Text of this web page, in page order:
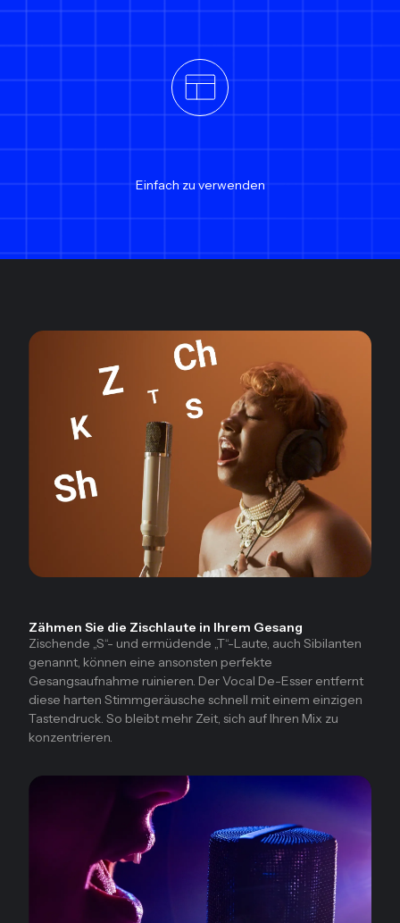
Einfach zu verwenden
Zähmen Sie die Zischlaute in Ihrem Gesang
Zischende „S“- und ermüdende „T“-Laute, auch Sibilanten
genannt, können eine ansonsten perfekte
Gesangsaufnahme ruinieren. Der Vocal De-Esser entfernt
diese harten Stimmgeräusche schnell mit einem einzigen
Tastendruck. So bleibt mehr Zeit, sich auf Ihren Mix zu
konzentrieren.